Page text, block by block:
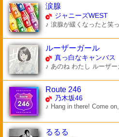
涙腺
ジャニーズWEST
♪ 涙腺が緩くなったと笑
ルーザーガール
真っ白なキャンバス
♪ あのね わたし ルーザ
Route 246
乃木坂46
♪ Hang in there! Come
るるる